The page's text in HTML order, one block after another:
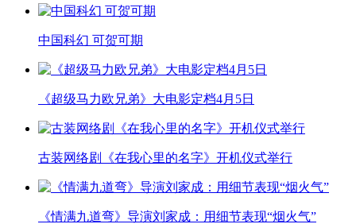
中国科幻 可贺可期
《超级马力欧兄弟》大电影定档4月5日
古装网络剧《在我心里的名字》开机仪式举行
《情满九道弯》导演刘家成：用细节表现“烟火气”